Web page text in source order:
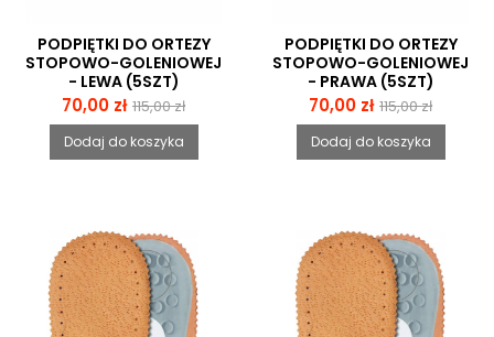
PODPIĘTKI DO ORTEZY
STOPOWO-GOLENIOWEJ
- LEWA (5SZT)
Cena
70,00 zł Cena
podstawowa
115,00 zł
Dodaj do koszyka
PODPIĘTKI DO ORTEZY
STOPOWO-GOLENIOWEJ
- PRAWA (5SZT)
Cena
70,00 zł Cena
podstawowa
115,00 zł
Dodaj do koszyka